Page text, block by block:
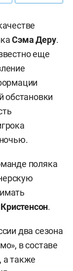
СэмаДеру.
еще
обстановки
поляка
.
два сезона
в составе
а также